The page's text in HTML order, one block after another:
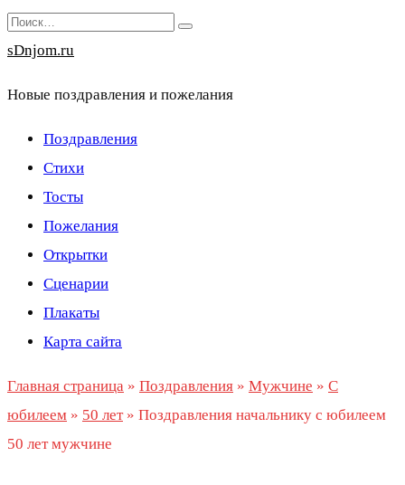
Перейти
к
Search
for:
sDnjom.ru
Новые поздравления и пожелания
Поздравления
Стихи
Тосты
Пожелания
Открытки
Сценарии
Плакаты
Карта сайта
Главная страница » Поздравления » Мужчине » С
юбилеем » 50 лет» Поздравления начальнику с юбилеем
50 лет мужчине